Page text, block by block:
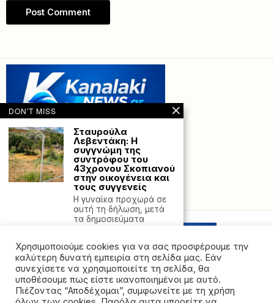
by Hostville”)
Χρησιμοποιούμε cookies για να σας προσφέρουμε την
καλύτερη δυνατή εμπειρία στη σελίδα μας. Εάν
συνεχίσετε να χρησιμοποιείτε τη σελίδα, θα
υποθέσουμε πως είστε ικανοποιημένοι με αυτό.
Πιέζοντας “Αποδέχομαι”, συμφωνείτε με τη χρήση
DON'T MISS
Σταυρούλα
Λεβεντάκη: Η
συγγνώμη της
συντρόφου του
43χρονου Σκοπιανού
στην οικογένεια και
τους συγγενείς
Η γυναίκα προχωρά σε
αυτή τη δήλωση, μετά
τα δημοσιεύματα
Ουκρανία: Η
«Συμμαχία των
Προθύμων»
διατυπώνει τη θέση
της ενόψει των
συνομιλιών με